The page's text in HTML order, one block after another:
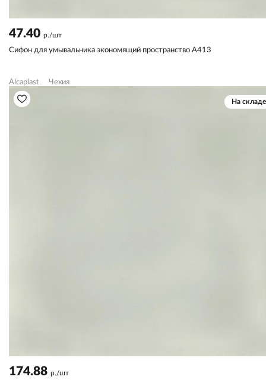
47.40 р./шт
Сифон для умывальника экономящий пространство A413
Alcaplast Чехия
На складе
174.88 р./шт